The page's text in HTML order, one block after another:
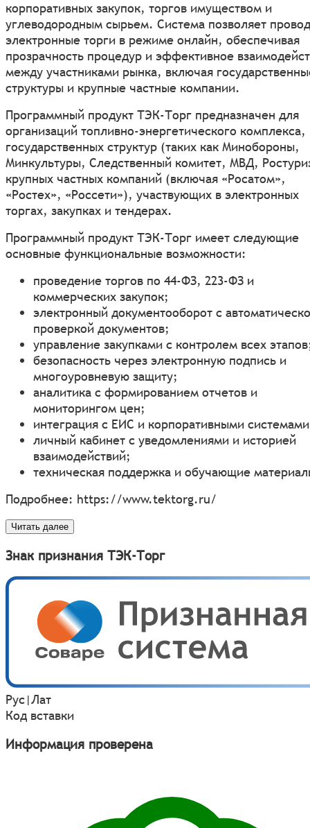
корпоративных закупок, торгов имуществом и
углеводородным сырьем. Система позволяет
электронные торги в режиме онлайн, обеспечивая
прозрачность процедур и эффективное
между участниками рынка, включая
структуры и крупные частные компании.
Программный продукт ТЭК-Торг предназначен для
организаций топливно-энергетического комплекса,
государственных структур (таких как Минобороны,
Минкультуры, Следственный комитет, МВД,
крупных частных компаний (включая «Росатом»,
«Ростех», «Россети»), участвующих в электронных
торгах, закупках и тендерах.
Программный продукт ТЭК-Торг имеет следующие
основные функциональные возможности:
проведение торгов по 44-ФЗ, 223-ФЗ и
коммерческих закупок;
электронный документооборот с
проверкой документов;
управление закупками с контролем всех
безопасность через электронную подпись и
многоуровневую защиту;
аналитика с формированием отчетов и
мониторингом цен;
интеграция с ЕИС и корпоративными
личный кабинет с уведомлениями и историей
взаимодействий;
техническая поддержка и обучающие
Подробнее: https://www.tektorg.ru/
Читать далее
Знак признания ТЭК-Торг
Рус|Лат
Код вставки
Информация проверена